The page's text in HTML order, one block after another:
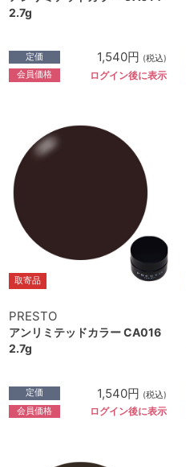
2.7g
定価 1,540円 (税込)
会員価格 ログイン後に表示
取寄品
PRESTO
アンリミテッドカラー CA016
2.7g
定価 1,540円 (税込)
会員価格 ログイン後に表示